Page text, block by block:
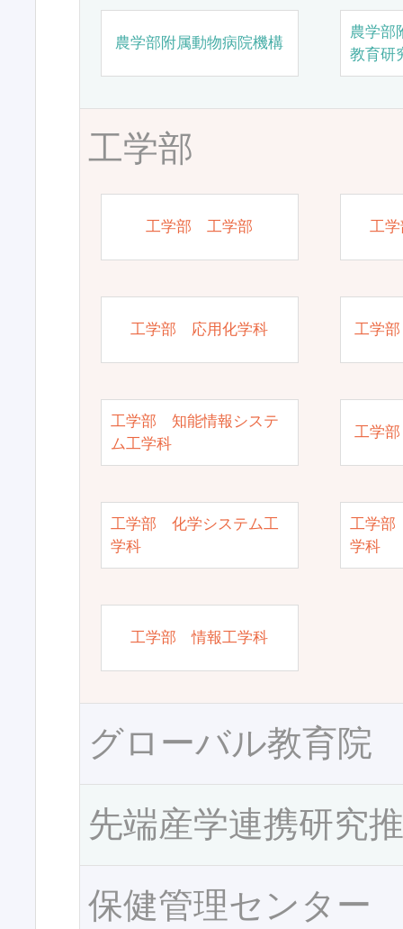
農学部附属動物病院機構
農学部
教育研
工学部
工学部 工学部 工
工学部 応用化学科 工学
工学部 知能情報システ
ム工学科
工学
工学部 化学システム工
学科
工学部
学科
工学部 情報工学科
グローバル教育院
先端産学連携研究
保健管理センター